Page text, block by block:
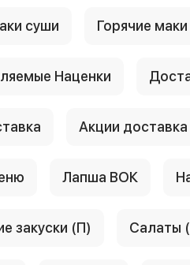
суши Горячие
Наценки
Акции доставка
Лапша ВОК
закуски (П) Салаты